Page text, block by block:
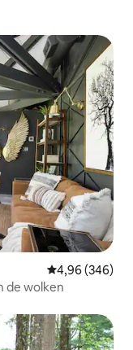
Gemiddelde
4,96 (346)
de wolken